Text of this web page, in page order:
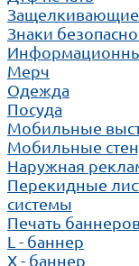
Знаки
Мерч
Одежда
Посуда
Мобильные
Мобильные
Наружная
Перекидные
системы
Печать
L - баннер
X - баннер